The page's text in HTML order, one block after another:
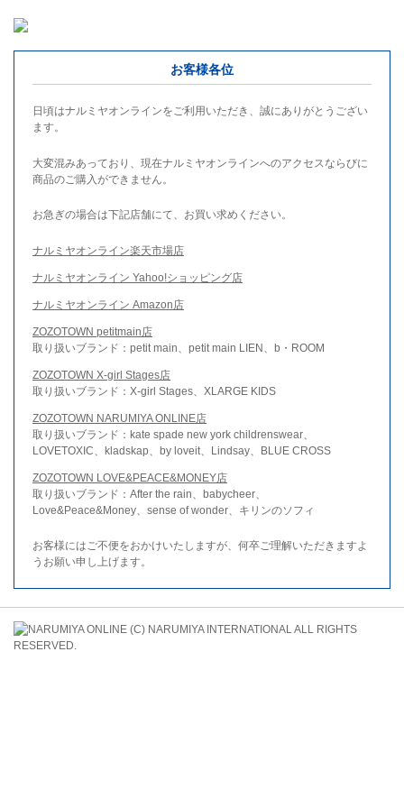
お客様各位
日頃はナルミヤオンラインをご利用いただき、誠にありがとうござい
ます。
大変混みあっており、現在ナルミヤオンラインへのアクセスならびに
商品のご購入ができません。
お急ぎの場合は下記店舗にて、お買い求めください。
ナルミヤオンライン楽天市場店
ナルミヤオンライン Yahoo!ショッピング店
ナルミヤオンライン Amazon店
ZOZOTOWN petitmain店
取り扱いブランド：petit main、petit main LIEN、b・ROOM
ZOZOTOWN X-girl Stages店
取り扱いブランド：X-girl Stages、XLARGE KIDS
ZOZOTOWN NARUMIYA ONLINE店
取り扱いブランド：kate spade new york childrenswear、
LOVETOXIC、kladskap、by loveit、Lindsay、BLUE CROSS
ZOZOTOWN LOVE&PEACE&MONEY店
取り扱いブランド：After the rain、babycheer、
Love&Peace&Money、sense of wonder、キリンのソフィ
お客様にはご不便をおかけいたしますが、何卒ご理解いただきますよ
うお願い申し上げます。